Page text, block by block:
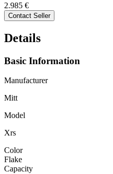
2.985 €
Contact Seller
Details
Basic Information
Manufacturer
Mitt
Model
Xrs
Color
Flake
Capacity